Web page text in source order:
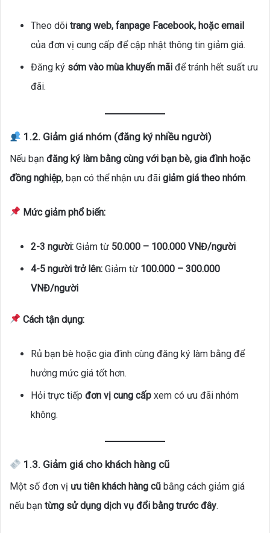
Theo dõi trang web, fanpage Facebook, hoặc email
của đơn vị cung cấp để cập nhật thông tin giảm giá.
Đăng ký sớm vào mùa khuyến mãi để tránh hết suất ưu
đãi.
1.2. Giảm giá nhóm (đăng ký nhiều người)
Nếu bạn đăng ký làm bằng cùng với bạn bè, gia đình hoặc
đồng nghiệp, bạn có thể nhận ưu đãi giảm giá theo nhóm.
Mức giảm phổ biến:
2-3 người: Giảm từ 50.000 – 100.000 VNĐ/người
4-5 người trở lên: Giảm từ 100.000 – 300.000
VNĐ/người
Cách tận dụng:
Rủ bạn bè hoặc gia đình cùng đăng ký làm bằng để
hưởng mức giá tốt hơn.
Hỏi trực tiếp đơn vị cung cấp xem có ưu đãi nhóm
không.
1.3. Giảm giá cho khách hàng cũ
Một số đơn vị ưu tiên khách hàng cũ bằng cách giảm giá
nếu bạn từng sử dụng dịch vụ đổi bằng trước đây.